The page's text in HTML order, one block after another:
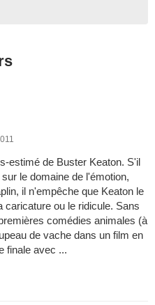
estimé de Buster Keaton. S'il
le domaine de l'émotion,
il n'empêche que Keaton le
caricature ou le ridicule. Sans
comédies animales (à
de vache dans un film en
finale avec ...